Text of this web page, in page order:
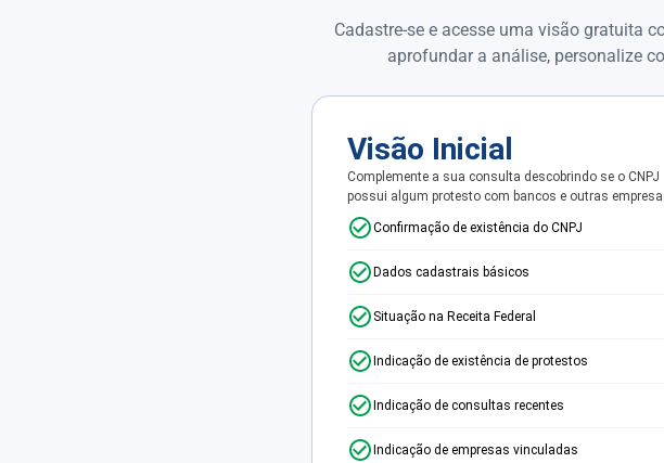
Cadastre-se e acesse uma visão gratuita
aprofundar a análise, personalize
Visão Inicial
Complemente a sua consulta descobrindo se o CNPJ
possui algum protesto com bancos e outras
Confirmação de existência do CNPJ
Dados cadastrais básicos
Situação na Receita Federal
Indicação de existência de protestos
Indicação de consultas recentes
Indicação de empresas vinculadas